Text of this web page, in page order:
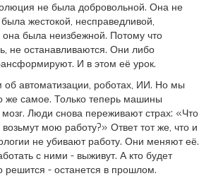
не была добровольной. Она не
жестокой, несправедливой,
была неизбежной. Потому что
не останавливаются. Они либо
И в этом её урок.
автоматизации, роботах, ИИ. Но мы
же самое. Только теперь машины
Люди снова переживают страх: «Что
мою работу?» Ответ тот же, что и
не убивают работу. Они меняют её.
с ними - выживут. А кто будет
решится - останется в прошлом.